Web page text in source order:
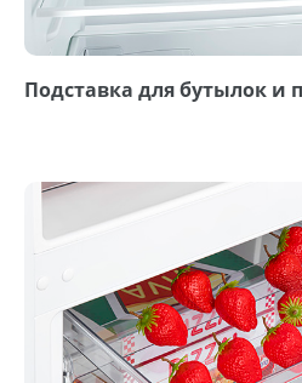
Подставка для бутылок и